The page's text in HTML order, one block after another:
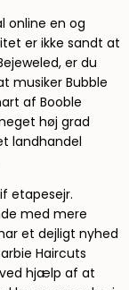
online en og
er ikke sandt at
er du
musiker Bubble
af Booble
høj grad
landhandel
etapesejr.
med mere
et dejligt nyhed
Haircuts
ved hjælp af at